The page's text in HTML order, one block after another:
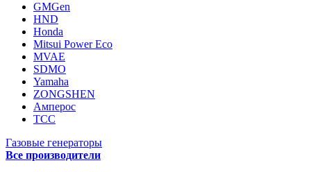
GMGen
HND
Honda
Mitsui Power Eco
MVAE
SDMO
Yamaha
ZONGSHEN
Амперос
ТСС
Газовые генераторы
Все производители